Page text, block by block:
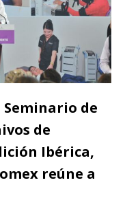
Seminario de
de
Ibérica,
reúne a